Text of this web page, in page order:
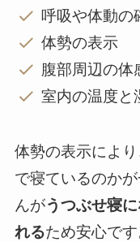
呼吸や体動の
体勢の表示
腹部周辺の体
室内の温度と
体勢の表示によ
で寝ているのか
んがうつぶせ寝
れるため安心です